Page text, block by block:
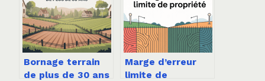
Bornage terrain
de plus de 30 ans
Marge d’erreur
limite de